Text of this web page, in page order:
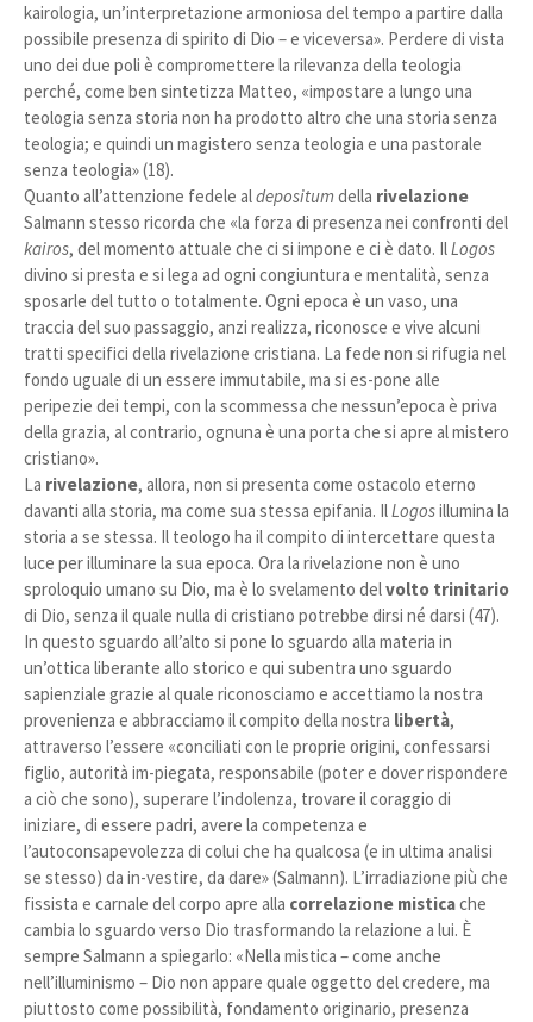
kairologia, un’interpretazione armoniosa del tempo a partire dalla
possibile presenza di spirito di Dio – e viceversa». Perdere di vista
uno dei due poli è compromettere la rilevanza della teologia
perché, come ben sintetizza Matteo, «impostare a lungo una
teologia senza storia non ha prodotto altro che una storia senza
teologia; e quindi un magistero senza teologia e una pastorale
senza teologia» (18).
Quanto all’attenzione fedele aldepositum della rivelazione
Salmann stesso ricorda che «la forza di presenza nei confronti del
kairos, del momento attuale che ci si impone e ci è dato. IlLogos
divino si presta e si lega ad ogni congiuntura e mentalità, senza
sposarle del tutto o totalmente. Ogni epoca è un vaso, una
traccia del suo passaggio, anzi realizza, riconosce e vive alcuni
tratti specifici della rivelazione cristiana. La fede non si rifugia nel
fondo uguale di un essere immutabile, ma si es-pone alle
peripezie dei tempi, con la scommessa che nessun’epoca è priva
della grazia, al contrario, ognuna è una porta che si apre al mistero
cristiano».
La rivelazione, allora, non si presenta come ostacolo eterno
davanti alla storia, ma come sua stessa epifania. IlLogosillumina la
storia a se stessa. Il teologo ha il compito di intercettare questa
luce per illuminare la sua epoca. Ora la rivelazione non è uno
sproloquio umano su Dio, ma è lo svelamento delvolto trinitario
di Dio, senza il quale nulla di cristiano potrebbe dirsi né darsi (47).
In questo sguardo all’alto si pone lo sguardo alla materia in
un’ottica liberante allo storico e qui subentra uno sguardo
sapienziale grazie al quale riconosciamo e accettiamo la nostra
provenienza e abbracciamo il compito della nostra libertà,
attraverso l’essere «conciliati con le proprie origini, confessarsi
figlio, autorità im-piegata, responsabile (poter e dover rispondere
a ciò che sono), superare l’indolenza, trovare il coraggio di
iniziare, di essere padri, avere la competenza e
l’autoconsapevolezza di colui che ha qualcosa (e in ultima analisi
se stesso) da in-vestire, da dare» (Salmann). L’irradiazione più che
fissista e carnale del corpo apre alla correlazione misticache
cambia lo sguardo verso Dio trasformando la relazione a lui. È
sempre Salmann a spiegarlo: «Nella mistica – come anche
nell’illuminismo – Dio non appare quale oggetto del credere, ma
piuttosto come possibilità, fondamento originario, presenza